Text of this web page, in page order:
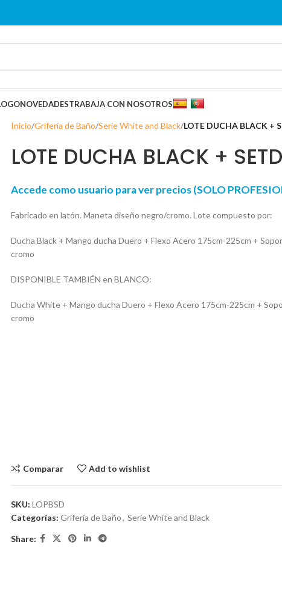
NOVEDADESTRABAJA CON NOSOTROS
Inicio Grifería de Baño Serie White and Black LOTE DUCHA BLACK +
LOTE DUCHA BLACK +
Accede como usuario para ver precios (SOLO
Fabricado en latón. Maneta diseño negro/cromo. Lote compuesto por:
Ducha Black + Mango ducha Duero + Flexo Acero 175cm-225cm +
cromo
DISPONIBLE TAMBIÉN en BLANCO:
Ducha White + Mango ducha Duero + Flexo Acero 175cm-225cm +
cromo
Comparar Add to wishlist
SKU: LOPBSD
Categorías: Grifería de Baño, Serie White and Black
Share: